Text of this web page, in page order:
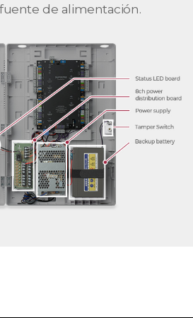
de alimentación.